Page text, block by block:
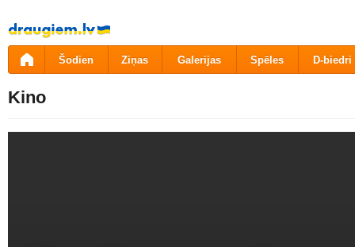
Pāriet
uz
saturu
Šodien Ziņas Galerijas Spēles D-biedri
Kino